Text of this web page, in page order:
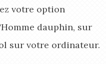
votre option
dauphin, sur
sur votre ordinateur.